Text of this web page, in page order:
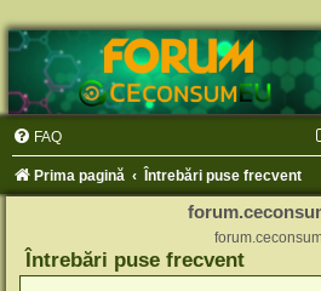
FAQ
Prima pagină Întrebări puse frecvent
Întrebări puse frecvent